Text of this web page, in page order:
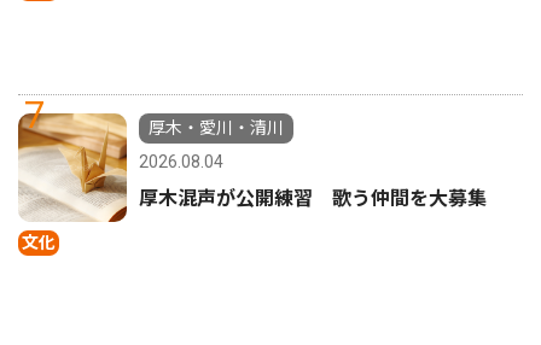
7
文化
厚木・愛川・清川
2026.08.04
厚木混声が公開練習 歌う仲間を大募集